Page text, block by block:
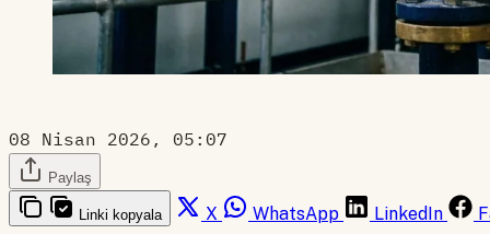
08 Nisan 2026, 05:07
Paylaş
Linki kopyala X WhatsApp LinkedIn